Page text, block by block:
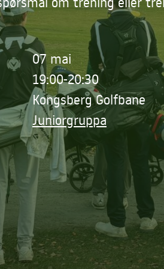
07 mai
19:00-20:30
Kongsberg Golfbane
Juniorgruppa